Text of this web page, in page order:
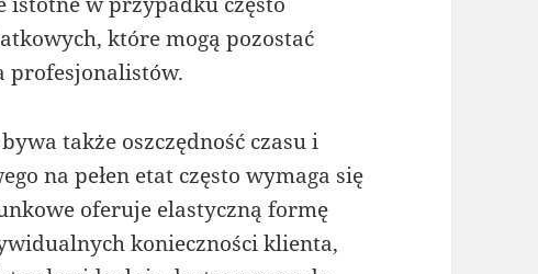
które mogą pozostać
profesjonalistów.
także oszczędność czasu i
na pełen etat często wymaga się
oferuje elastyczną formę
konieczności klienta,